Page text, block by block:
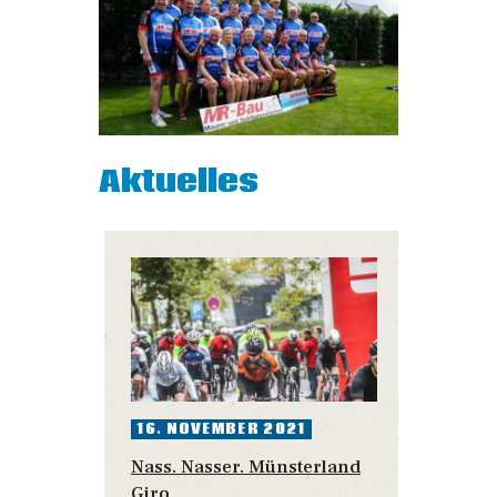
Aktuelles
16. NOVEMBER 2021
Nass. Nasser. Münsterland